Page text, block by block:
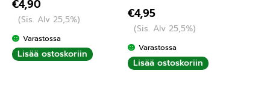
€4,90
(Sis. Alv 25,5%)
Varastossa
Lisää ostoskoriin
5.00/ 5
€4,95
(Sis. Alv 25,5%)
Varastossa
Lisää ostoskoriin